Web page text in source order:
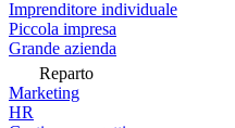
Imprenditore individuale
Piccola impresa
Grande azienda
Reparto
Marketing
HR